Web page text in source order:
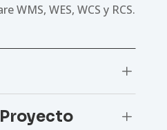
WMS, WES, WCS y RCS.
L
L